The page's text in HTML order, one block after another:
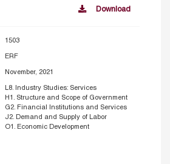
Download
1503
ERF
November, 2021
L8. Industry Studies: Services
H1. Structure and Scope of Government
G2. Financial Institutions and Services
J2. Demand and Supply of Labor
O1. Economic Development